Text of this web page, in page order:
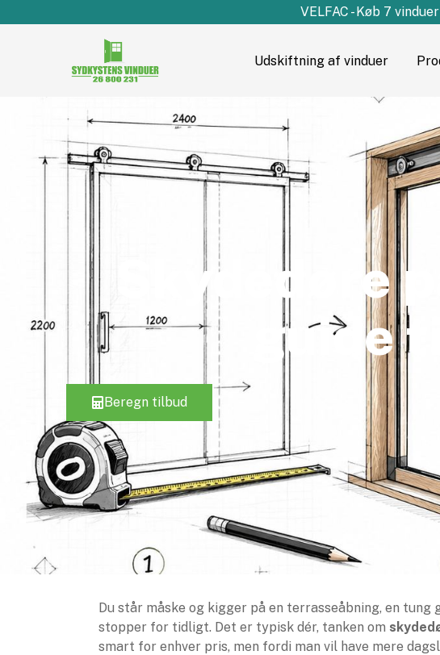
VELFAC - Køb 7
Udskiftning af vinduer
Skydedøre
guide
Beregn tilbud
Du står måske og kigger på en terrasseåbning, en
stopper for tidligt. Det er typisk dér, tanken om
smart for enhver pris, men fordi man vil have mere